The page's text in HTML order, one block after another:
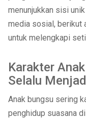
menunjukkan sisi
media sosial, berikut
untuk melengkapi
Karakter
Selalu
Anak bungsu sering
penghidup suasana